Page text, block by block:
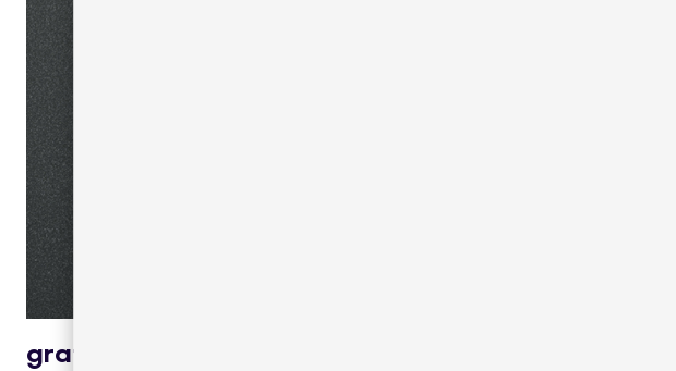
grafito 34